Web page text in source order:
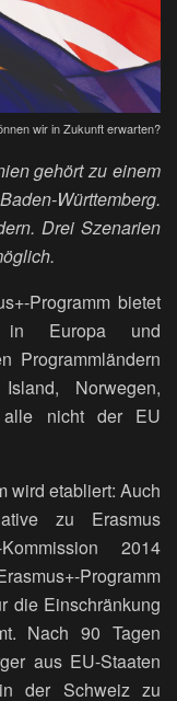
wir in Zukunft erwarten?
gehört zu einem
Württemberg.
Drei Szenarien
Programm bietet
in Europa und
Programmländern
Norwegen,
alle nicht der EU
wird etabliert: Auch
zu Erasmus
2014
Programm
die Einschränkung
Nach 90 Tagen
aus EU-Staaten
der Schweiz zu